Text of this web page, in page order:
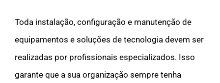
Toda instalação, configuração e manutenção de
equipamentos e soluções de tecnologia devem ser
realizadas por profissionais especializados. Isso
garante que a sua organização sempre tenha